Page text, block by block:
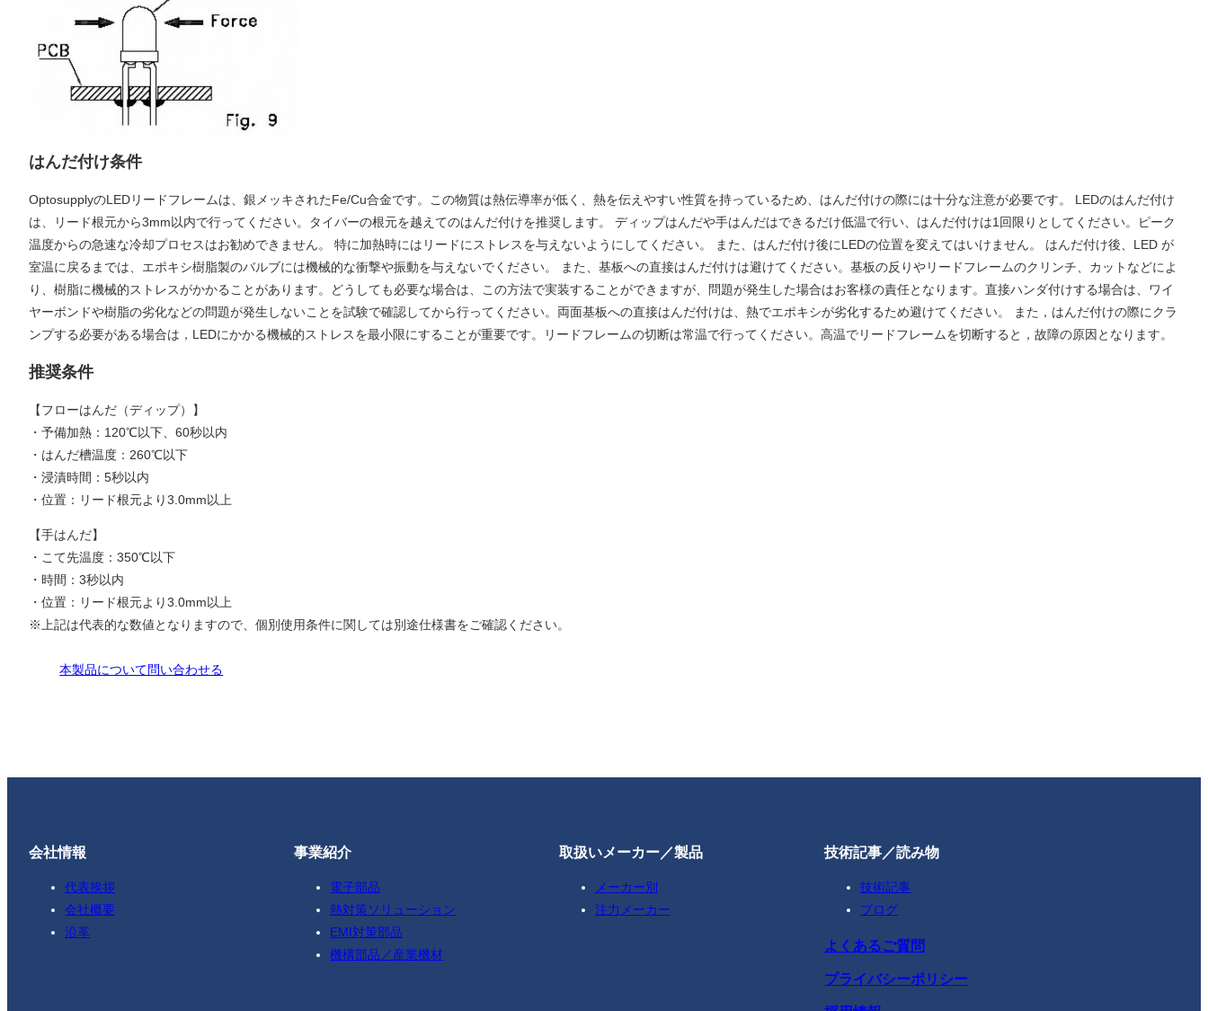
はんだ付け条件
OptosupplyのLEDリードフレームは、銀メッキされたFe/Cu合金です。この物質は熱伝導率が低く、熱を伝えやすい性質を持っているため、はんだ付けの際には十分な注意が必要です。 LEDのはんだ付け
は、リード根元から3mm以内で行ってください。タイバーの根元を越えてのはんだ付けを推奨します。 ディップはんだや手はんだはできるだけ低温で行い、はんだ付けは1回限りとしてください。ピーク
温度からの急速な冷却プロセスはお勧めできません。 特に加熱時にはリードにストレスを与えないようにしてください。 また、はんだ付け後にLEDの位置を変えてはいけません。 はんだ付け後、LED が
室温に戻るまでは、エポキシ樹脂製のバルブには機械的な衝撃や振動を与えないでください。 また、基板への直接はんだ付けは避けてください。基板の反りやリードフレームのクリンチ、カットなどによ
り、樹脂に機械的ストレスがかかることがあります。どうしても必要な場合は、この方法で実装することができますが、問題が発生した場合はお客様の責任となります。直接ハンダ付けする場合は、ワイ
ヤーボンドや樹脂の劣化などの問題が発生しないことを試験で確認してから行ってください。両面基板への直接はんだ付けは、熱でエポキシが劣化するため避けてください。 また，はんだ付けの際にクラ
ンプする必要がある場合は，LEDにかかる機械的ストレスを最小限にすることが重要です。リードフレームの切断は常温で行ってください。高温でリードフレームを切断すると，故障の原因となります。
推奨条件
【フローはんだ（ディップ）】
・予備加熱：120℃以下、60秒以内
・はんだ槽温度：260℃以下
・浸漬時間：5秒以内
・位置：リード根元より3.0mm以上
【手はんだ】
・こて先温度：350℃以下
・時間：3秒以内
・位置：リード根元より3.0mm以上
※上記は代表的な数値となりますので、個別使用条件に関しては別途仕様書をご確認ください。
本製品について問い合わせる
会社情報
代表挨拶
会社概要
沿革
事業紹介
電子部品
熱対策ソリューション
EMI対策部品
機構部品／産業機材
取扱いメーカー／製品
メーカー別
注力メーカー
技術記事／読み物
技術記事
ブログ
よくあるご質問
プライバシーポリシー